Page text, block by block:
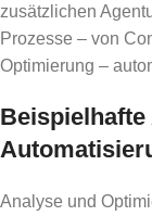
zusätzlichen
Prozesse – von
Optimierung –
Analyse und